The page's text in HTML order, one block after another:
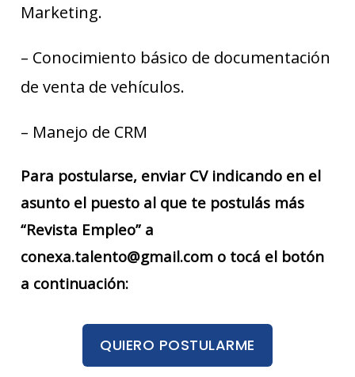
Marketing.
– Conocimiento básico de documentación
de venta de vehículos.
– Manejo de CRM
Para postularse, enviar CV indicando en el
asunto el puesto al que te postulás más
“Revista Empleo” a
conexa.talento@gmail.com o tocá el botón
a continuación:
QUIERO POSTULARME